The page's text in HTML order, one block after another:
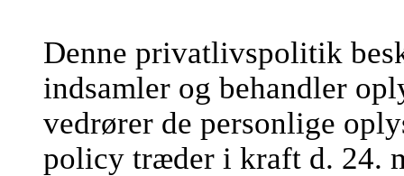
Denne privatlivspolitik
indsamler og behandler
vedrører de personlige
policy træder i kraft d. 24.